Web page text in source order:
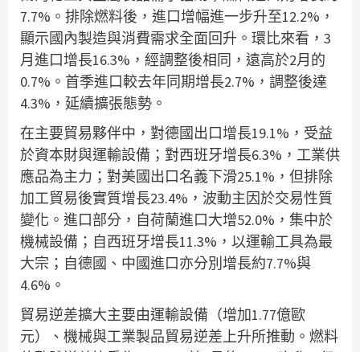
7.7%。排除燃料後，進口增幅進一步升至12.2%，
顯示國內製造與消費需求全面回升。環比來看，3
月進口增長16.3%，經調整後相同，遠高於2月的
0.7%。首季進口較去年同期增長2.7%，調整後達
4.3%，延續擴張態勢。
在主要貿易夥伴中，對德國出口增長19.1%，受益
於資本財與運輸設備；對西班牙增長6.3%，工業供
應品為主力；對美國出口名義下滑25.1%，但排除
加工貿易後實質增長23.4%，波動主因於交易性質
變化。進口部分，自荷蘭進口大增52.0%，集中於
機械設備；自西班牙增長11.3%，以運輸工具為最
大宗；自德國、中國進口亦分別增長約7.7%與
4.6%。
貿易逆差擴大主要由運輸設備（增加1.77億歐
元）、機械與工業製品貿易逆差上升所推動。燃料